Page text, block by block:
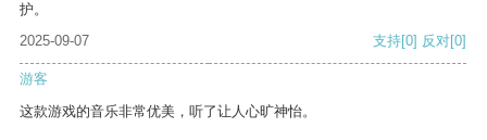
护。
2025-09-07
支持[0] 反对[0]
游客
这款游戏的音乐非常优美，听了让人心旷神怡。